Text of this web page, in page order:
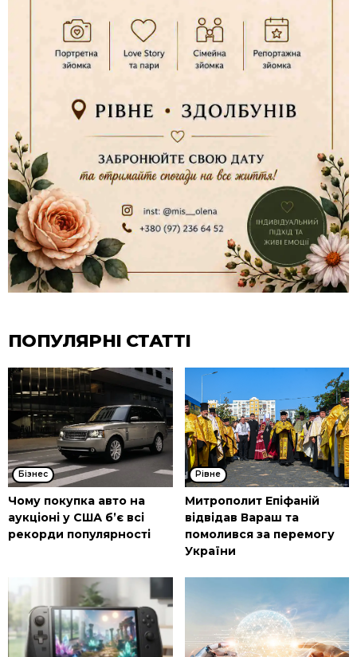
ПОПУЛЯРНІ СТАТТІ
Бізнес
Чому покупка авто на
аукціоні у США б’є всі
рекорди популярності
Рівне
Митрополит Епіфаній
відвідав Вараш та
помолився за перемогу
України